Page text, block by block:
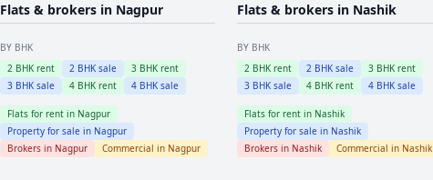
Flats & brokers in Nagpur
BY BHK
2BHK rent 2BHK sale 3BHK rent
3BHK sale 4BHK rent 4BHK sale
Flats for rent in Nagpur
Property for sale in Nagpur
Brokers in Nagpur Commercial in Nagpur
Flats & brokers in Nashik
BY BHK
2 BHK rent 2 BHK sale 3 BHK rent
3 BHK sale 4 BHK rent 4 BHK sale
Flats for rent in Nashik
Property for sale in Nashik
Brokers in Nashik Commercial in Nashik